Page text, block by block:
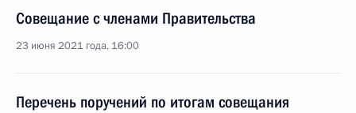
Совещание с членами Правительства
23 июня 2021 года, 16:00
Перечень поручений по итогам совещания